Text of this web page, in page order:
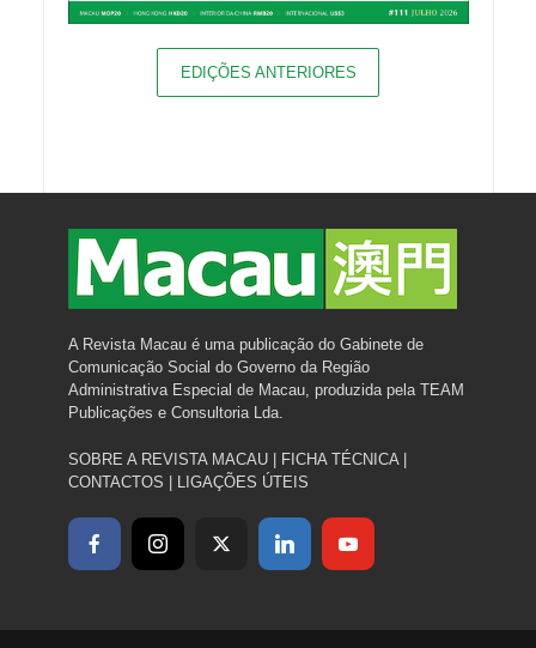
EDIÇÕES ANTERIORES
A Revista Macau é uma publicação do Gabinete de
Comunicação Social do Governo da Região
Administrativa Especial de Macau, produzida pela TEAM
Publicações e Consultoria Lda.
SOBRE A REVISTA MACAU| FICHA TÉCNICA|
CONTACTOS
LIGAÇÕES ÚTEIS